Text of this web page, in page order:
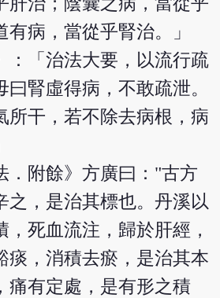
有病，當從乎腎治。」
：「治法大要，以流行疏
曰腎虛得病，不敢疏泄。
所干，若不除去病根，病
．附餘》方廣曰："古方
之，是治其標也。丹溪以
，死血流注，歸於肝經，
痰，消積去瘀，是治其本
痛有定處，是有形之積